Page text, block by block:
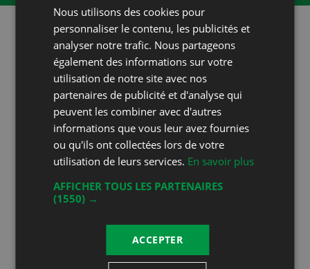
Vins primés
2019
2018
Nous utilisons des cookies pour
personnaliser le contenu, les publicités et
analyser notre trafic. Nous partageons
également des informations sur votre
utilisation de notre site avec nos
partenaires de publicité et d'analyse qui
peuvent les combiner avec d'autres
informations que vous leur avez fournies
ou qu'ils ont collectées lors de votre
utilisation de leurs services. En savoir plus
AFFICHER TOUS LES PARTENAIRES
(1550) →
ACCEPTER